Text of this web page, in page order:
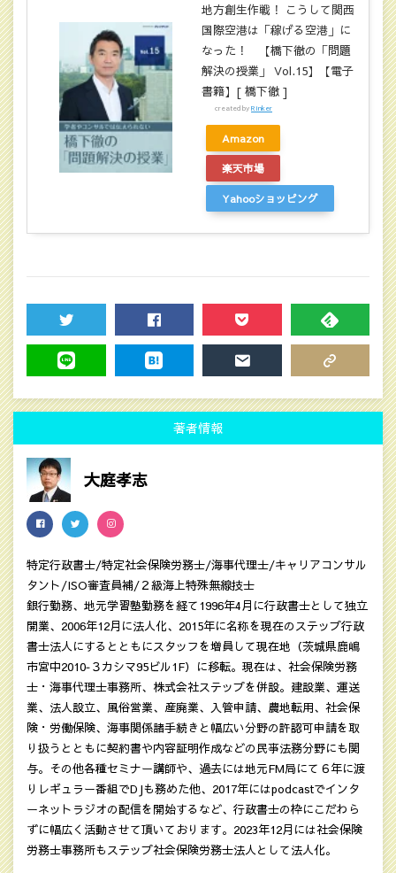
地方創生作戦！ こうして関西
国際空港は「稼げる空港」に
なった！ 【橋下徹の「問題
解決の授業」 Vol.15】【電子
書籍】[ 橋下徹 ]
created byRinker
Amazon
楽天市場
Yahooショッピング
TWEET SHARE POCKET FEEDLY
著者情報
大庭孝志
特定行政書士/特定社会保険労務士/海事代理士/キャリアコンサル
タント/ISO審査員補/２級海上特殊無線技士
銀行勤務、地元学習塾勤務を経て1996年4月に行政書士として独立
開業、2006年12月に法人化、2015年に名称を現在のステップ行政
書士法人にするとともにスタッフを増員して現在地（茨城県鹿嶋
市宮中2010‐３カシマ95ビル1F）に移転。現在は、社会保険労務
士・海事代理士事務所、株式会社ステップを併設。建設業、運送
業、法人設立、風俗営業、産廃業、入管申請、農地転用、社会保
険・労働保険、海事関係諸手続きと幅広い分野の許認可申請を取
り扱うとともに契約書や内容証明作成などの民亊法務分野にも関
与。その他各種セミナー講師や、過去には地元FM局にて６年に渡
りレギュラー番組でDJも務めた他、2017年にはpodcastでインタ
ーネットラジオの配信を開始するなど、行政書士の枠にこだわら
ずに幅広く活動させて頂いております。2023年12月には社会保険
労務士事務所もステップ社会保険労務士法人として法人化。